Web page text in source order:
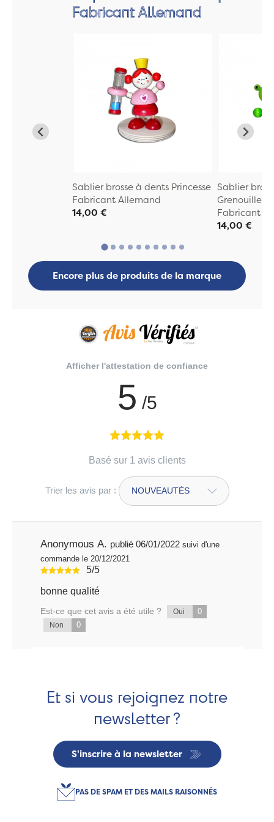
Fabricant Allemand
Sablier brosse à dents Princesse
Fabricant Allemand
14,00 €
Sablier
Grenouille
Fabricant
14,00 €
Encore plus de produits de la marque
Afficher l'attestation de confiance
5 /5
Basé sur 1 avis clients
Trier les avis par :
Anonymous A. publié 06/01/2022 suivi d'une
commande le 20/12/2021
5/5
bonne qualité
Est-ce que cet avis a été utile ? Oui 0
Non 0
Et si vous rejoignez notre
newsletter ?
S'inscrire à la newsletter
PAS DE SPAM ET DES MAILS RAISONNÉS